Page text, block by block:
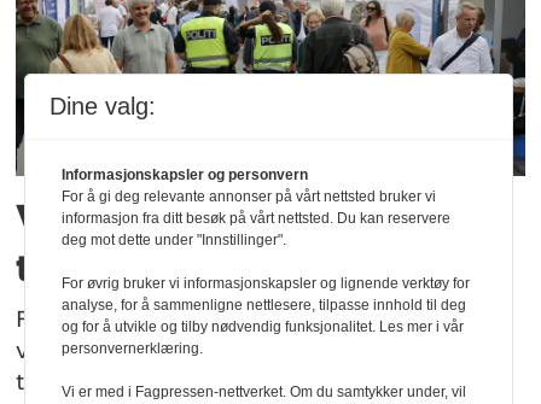
Varsler tydelig
tilstedeværelse
Fysiske sperringer, droneforbud og
visitasjonskontroller. Slik blir politiets
tilstedeværelse på Arendalsuka.
Dine valg:
Informasjonskapsler og personvern
For å gi deg relevante annonser på vårt nettsted bruker vi
informasjon fra ditt besøk på vårt nettsted. Du kan reservere
deg mot dette under "Innstillinger".
For øvrig bruker vi informasjonskapsler og lignende verktøy for
analyse, for å sammenligne nettlesere, tilpasse innhold til deg
og for å utvikle og tilby nødvendig funksjonalitet. Les mer i vår
personvernerklæring.
Vi er med i Fagpressen-nettverket. Om du samtykker under, vil